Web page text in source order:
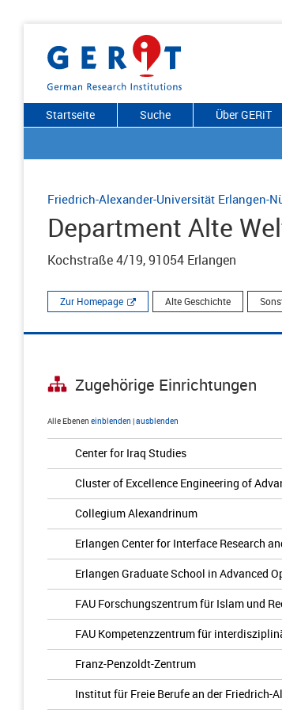
Startseite Suche Über GERiT
Friedrich-Alexander-Universität Erlangen-
Department Alte
Kochstraße 4/19, 91054 Erlangen
Zur Homepage Alte Geschichte
Zugehörige Einrichtungen
Alle Ebenen einblenden |ausblenden
Center for Iraq Studies
Cluster of Excellence Engineering of
Collegium Alexandrinum
Erlangen Center for Interface Research
Erlangen Graduate School in Advanced
FAU Forschungszentrum für Islam und
FAU Kompetenzzentrum für
Franz-Penzoldt-Zentrum
Institut für Freie Berufe an der Friedrich-